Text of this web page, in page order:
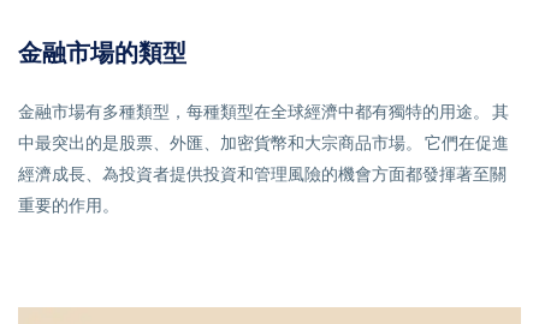
金融市場的類型
金融市場有多種類型，每種類型在全球經濟中都有獨特的用途。 其
中最突出的是股票、外匯、加密貨幣和大宗商品市場。 它們在促進
經濟成長、為投資者提供投資和管理風險的機會方面都發揮著至關
重要的作用。